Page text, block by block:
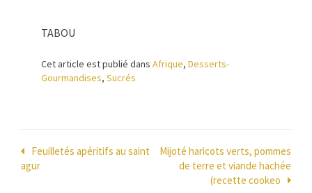
TABOU
Cet article est publié dans Afrique, Desserts-
Gourmandises, Sucrés
Navigation
de
Feuilletés apéritifs au saint
agur
Mijoté haricots verts, pommes
de terre et viande hachée
(recette cookeo